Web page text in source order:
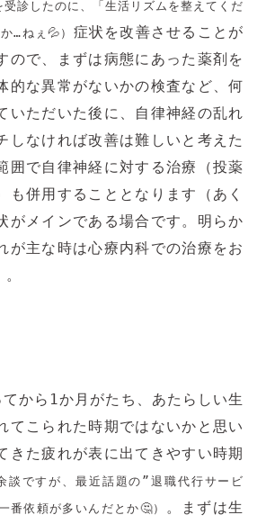
受診したのに、「生活リズムを整えてくだ
…ねぇ💦） 症状を改善させることが
ので、まずは病態にあった薬剤を
的な異常がないかの検査など、何
いただいた後に、自律神経の乱れ
しなければ改善は難しいと考えた
囲で自律神経に対する治療（投薬
も併用することとなります（あく
がメインである場合です。明らか
が主な時は心療内科での治療をお
から1か月がたち、あたらしい生
てこられた時期ではないかと思い
きた疲れが表に出てきやすい時期
談ですが、最近話題の”退職代行サービ
番依頼が多いんだとか🤔） 。まずは生